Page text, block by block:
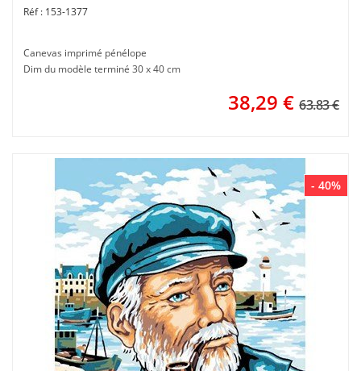
153-1377
Canevas imprimé pénélope
Dim du modèle terminé 30 x 40 cm
38,29 € 63.83 €
- 40%